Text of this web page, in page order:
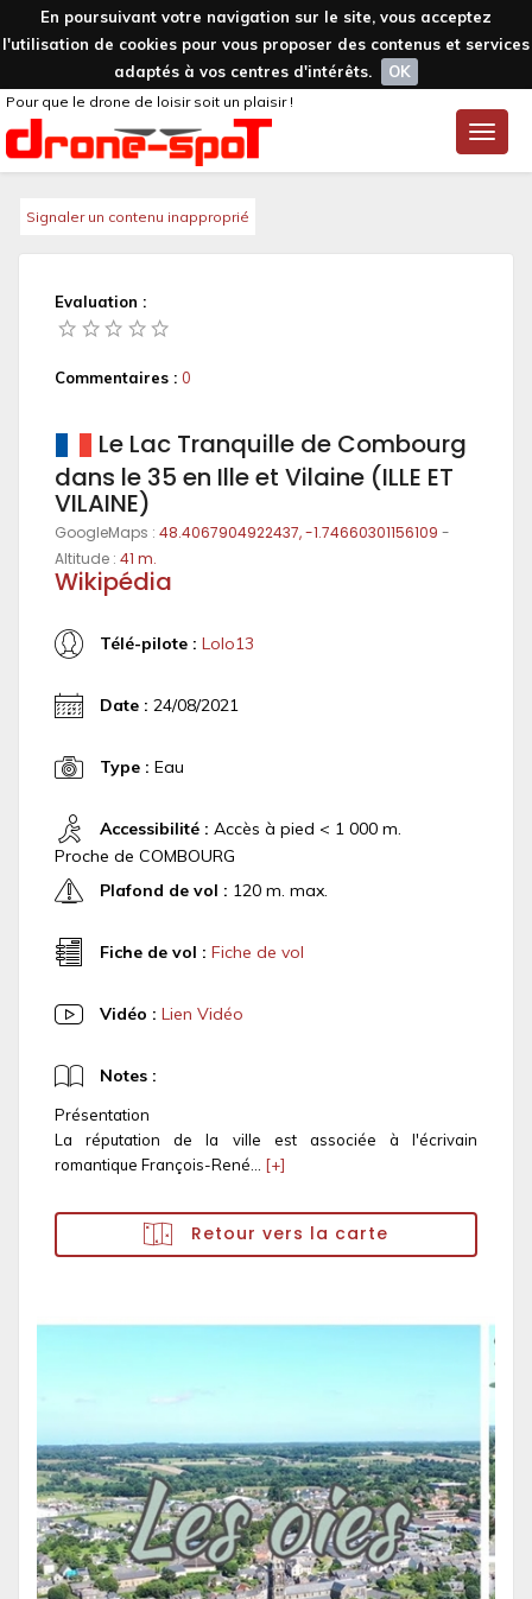
En poursuivant votre navigation sur le site, vous acceptez
l'utilisation de cookies pour vous proposer des contenus et services
adaptés à vos centres d'intérêts.
OK
Toggle
Pour que le drone de loisir soit un plaisir !
Signaler un contenu inapproprié
Evaluation :
Commentaires : 0
Le Lac Tranquille de Combourg
dans le 35 en Ille et Vilaine (ILLE ET
VILAINE)
GoogleMaps : 48.4067904922437, -1.74660301156109 -
Altitude : 41 m.
Wikipédia
Télé-pilote : Lolo13
Date : 24/08/2021
Type : Eau
Accessibilité : Accès à pied < 1 000 m.
Proche de COMBOURG
Plafond de vol : 120 m. max.
Fiche de vol : Fiche de vol
Vidéo : Lien Vidéo
Notes :
Présentation
La réputation de la ville est associée à l'écrivain
romantique François-René... [+]
Retour vers la carte